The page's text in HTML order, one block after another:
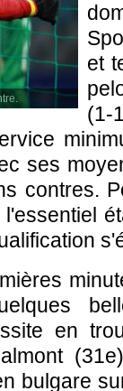
et
(1-
ses
contres.
en
bulgare